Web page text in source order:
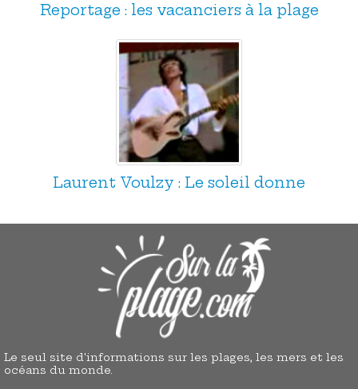
Reportage : les vacanciers à la plage
Laurent Voulzy : Le soleil donne
Le seul site d'informations sur les plages, les mers et les
océans du monde.